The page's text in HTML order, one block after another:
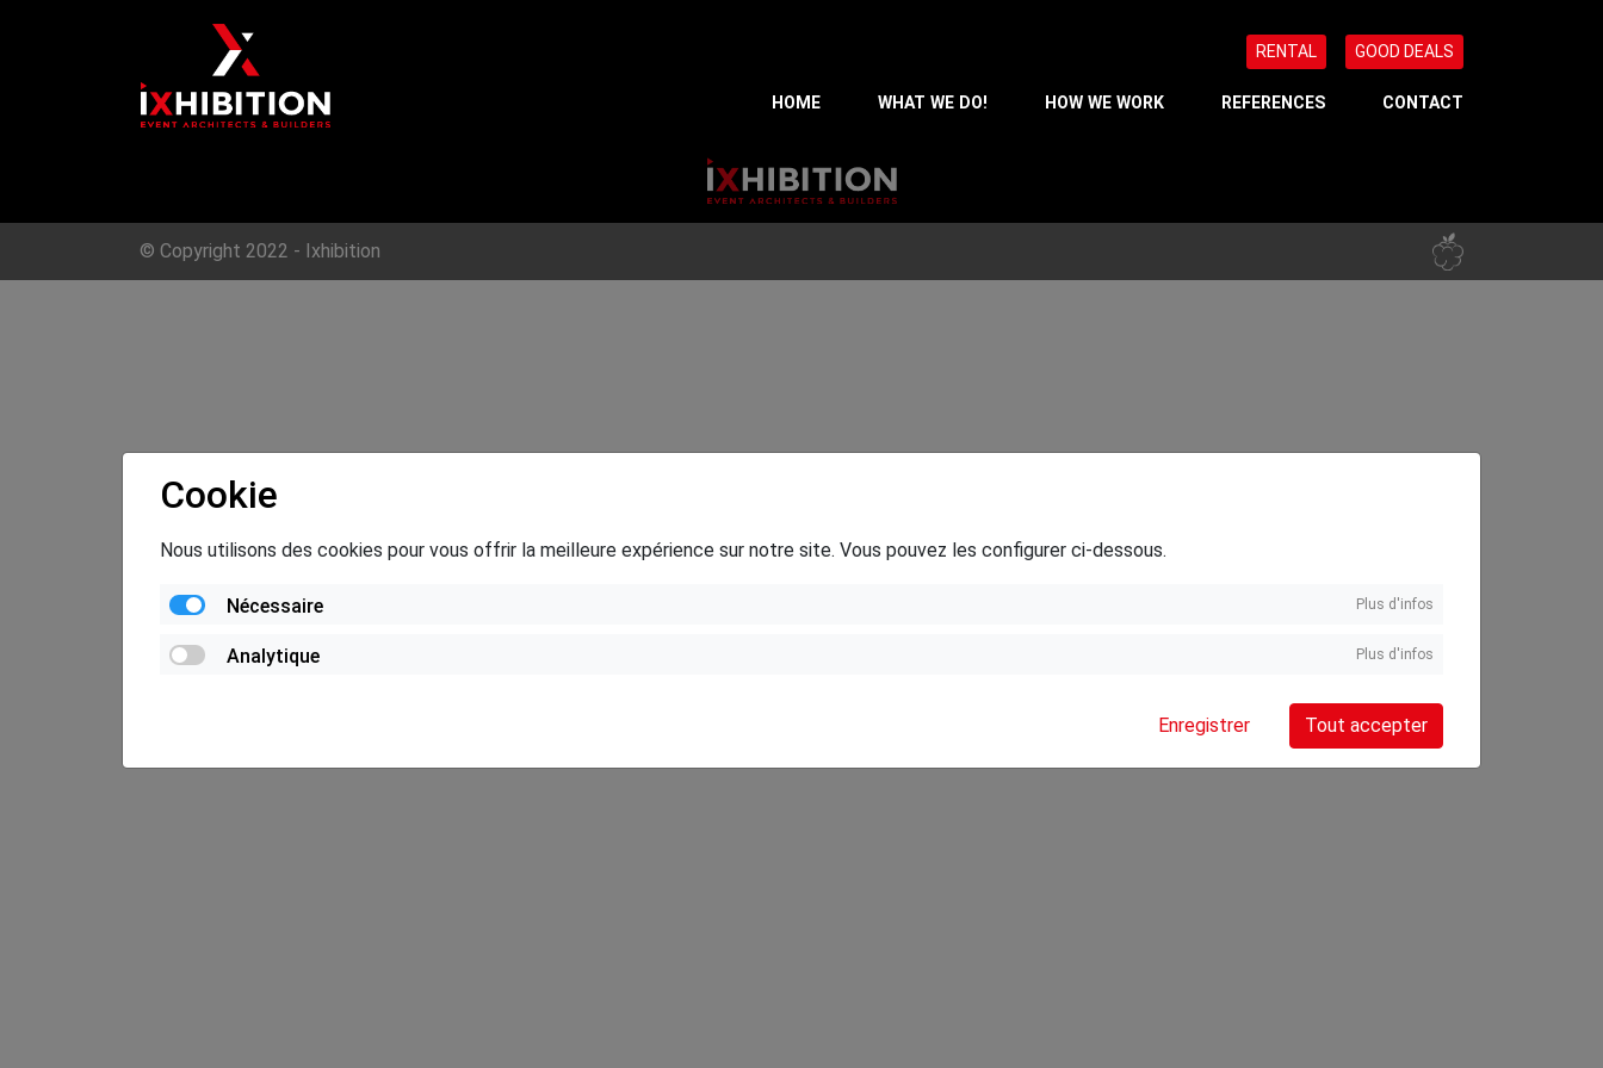
RENTAL GOOD DEALS
HOME WHAT WE DO! HOW WE WORK REFERENCES CONTACT
#9 : pour good deals
© Copyright 2022 - Ixhibition
Cookie
Nous utilisons des cookies pour vous offrir la meilleure expérience sur notre site. Vous pouvez les configurer ci-dessous.
Nécessaire Plus d'infos
Analytique Plus d'infos
Enregistrer Tout accepter